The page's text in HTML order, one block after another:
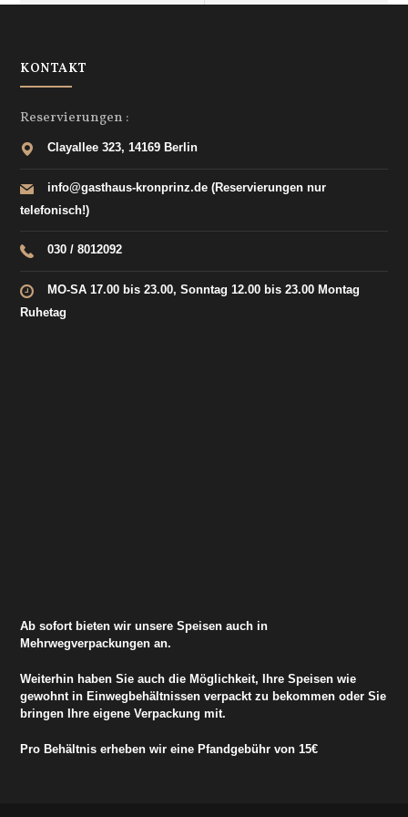
KONTAKT
Reservierungen :
Clayallee 323, 14169 Berlin
info@gasthaus-kronprinz.de (Reservierungen nur
telefonisch!)
030 / 8012092
MO-SA 17.00 bis 23.00, Sonntag 12.00 bis 23.00 Montag
Ruhetag
Ab sofort bieten wir unsere Speisen auch in
Mehrwegverpackungen an.
Weiterhin haben Sie auch die Möglichkeit, Ihre Speisen wie
gewohnt in Einwegbehältnissen verpackt zu bekommen oder Sie
bringen Ihre eigene Verpackung mit.
Pro Behältnis erheben wir eine Pfandgebühr von 15€